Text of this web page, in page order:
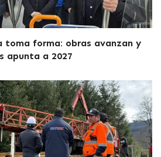
toma forma: obras avanzan y
apunta a 2027